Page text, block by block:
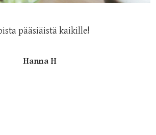
pääsiäistä kaikille!
Hanna H